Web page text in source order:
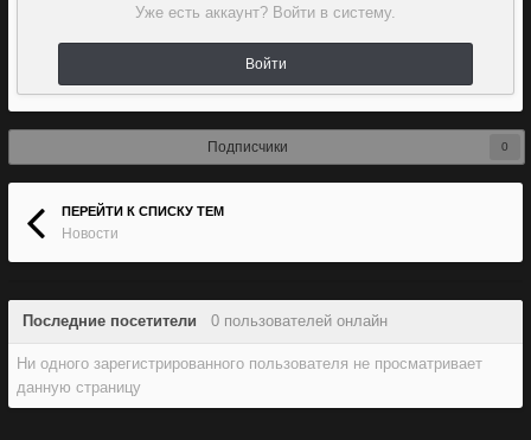
Уже есть аккаунт? Войти в систему.
Войти
Подписчики 0
ПЕРЕЙТИ К СПИСКУ ТЕМ
Новости
Последние посетители 0 пользователей онлайн
Ни одного зарегистрированного пользователя не просматривает
данную страницу